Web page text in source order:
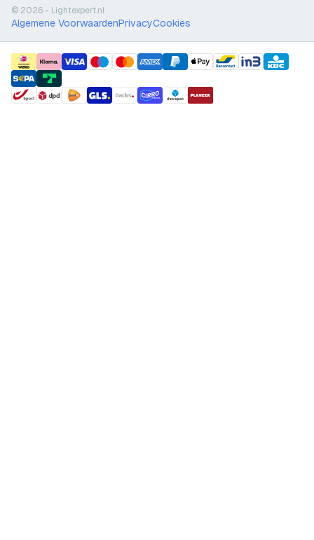
© 2026 - Lightexpert.nl
Algemene VoorwaardenPrivacyCookies
payment methods
shipment methods